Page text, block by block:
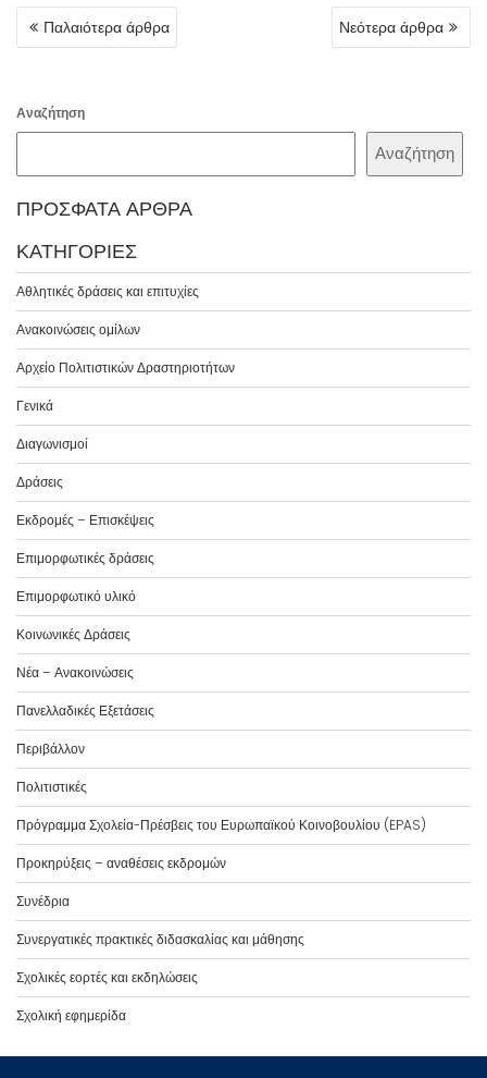
ΠΛΟΉΓΗΣΗ
ΆΡΘΡΩΝ
Παλαιότερα άρθρα Νεότερα άρθρα
Αναζήτηση
Αναζήτηση
ΠΡΌΣΦΑΤΑ ΆΡΘΡΑ
ΚΑΤΗΓΟΡΊΕΣ
Αθλητικές δράσεις και επιτυχίες
Ανακοινώσεις ομίλων
Αρχείο Πολιτιστικών Δραστηριοτήτων
Γενικά
Διαγωνισμοί
Δράσεις
Εκδρομές – Επισκέψεις
Επιμορφωτικές δράσεις
Επιμορφωτικό υλικό
Κοινωνικές Δράσεις
Νέα – Ανακοινώσεις
Πανελλαδικές Εξετάσεις
Περιβάλλον
Πολιτιστικές
Πρόγραμμα Σχολεία-Πρέσβεις του Ευρωπαϊκού Κοινοβουλίου (EPAS)
Προκηρύξεις – αναθέσεις εκδρομών
Συνέδρια
Συνεργατικές πρακτικές διδασκαλίας και μάθησης
Σχολικές εορτές και εκδηλώσεις
Σχολική εφημερίδα